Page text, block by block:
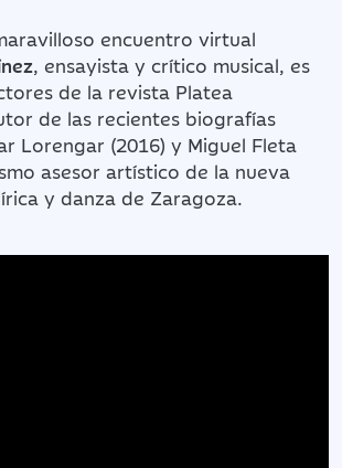
encuentro virtual
, ensayista y crítico musical, es
de la revista Platea
de las recientes biografías
Lorengar (2016) y Miguel Fleta
asesor artístico de la nueva
y danza de Zaragoza.